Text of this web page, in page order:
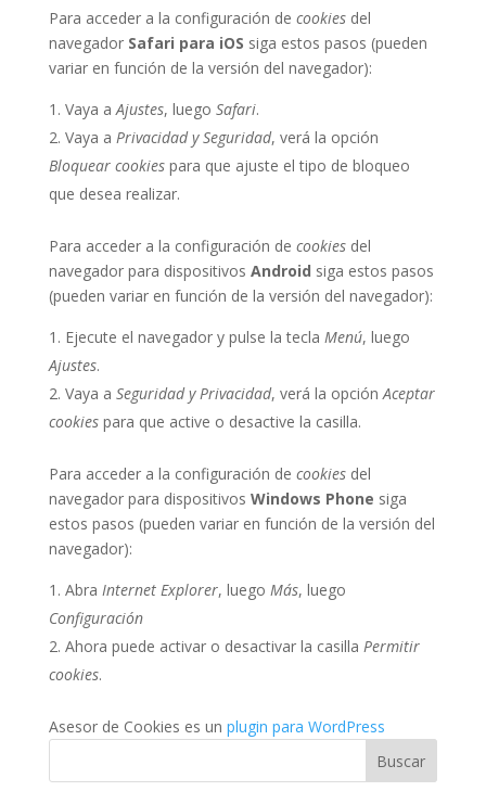
Para acceder a la configuración de cookiesdel
navegador Safari para iOS siga estos pasos (pueden
variar en función de la versión del navegador):
Vaya aAjustes, luego Safari.
Vaya a Privacidad y Seguridad, verá la opción
Bloquear cookiespara que ajuste el tipo de bloqueo
que desea realizar.
Para acceder a la configuración de cookiesdel
navegador para dispositivos Android siga estos pasos
(pueden variar en función de la versión del navegador):
Ejecute el navegador y pulse la tecla Menú, luego
Ajustes.
Vaya a Seguridad y Privacidad, verá la opciónAceptar
cookiespara que active o desactive la casilla.
Para acceder a la configuración de cookiesdel
navegador para dispositivos Windows Phone siga
estos pasos (pueden variar en función de la versión del
navegador):
Abra Internet Explorer, luego Más, luego
Configuración
Ahora puede activar o desactivar la casilla Permitir
cookies.
Asesor de Cookies es un plugin para WordPress
Buscar